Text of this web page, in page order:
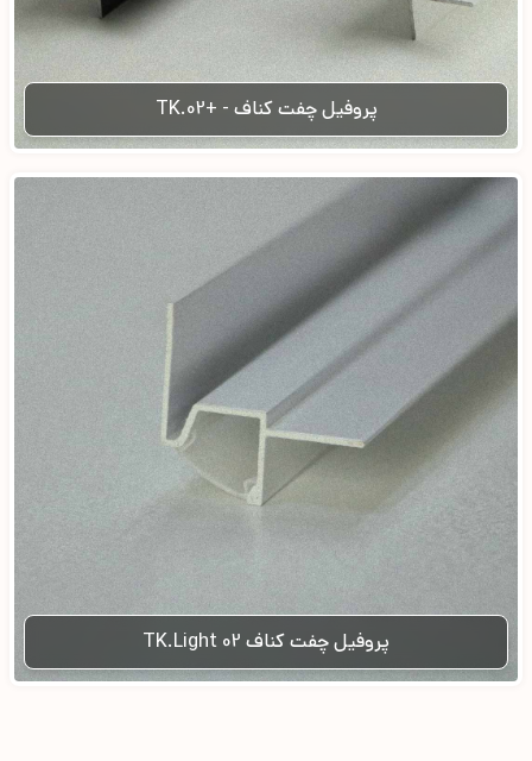
پروفیل چفت کناف - +TK.02
پروفیل چفت کناف TK.Light 02